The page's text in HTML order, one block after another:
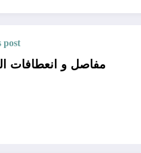
post
مفاصل و انعطافات